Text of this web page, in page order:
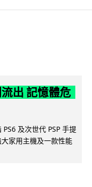
出 記憶體危
及次世代 PSP 手提
家用主機及一款性能